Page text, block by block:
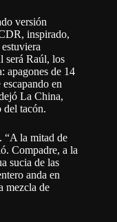
versión
inspirado,
será Raúl, los
apagones de 14
en
La China,
del tacón.
“A la mitad de
Compadre, a la
sucia de las
anda en
mezcla de